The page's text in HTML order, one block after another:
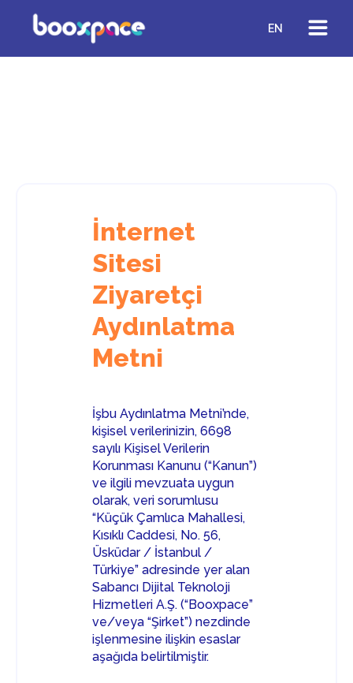
EN
İnternet
Sitesi
Ziyaretçi
Aydınlatma
Metni
İşbu Aydınlatma Metni’nde,
kişisel verilerinizin, 6698
sayılı Kişisel Verilerin
Korunması Kanunu (“Kanun”)
ve ilgili mevzuata uygun
olarak, veri sorumlusu
“Küçük Çamlıca Mahallesi,
Kısıklı Caddesi, No. 56,
Üsküdar / İstanbul /
Türkiye” adresinde yer alan
Sabancı Dijital Teknoloji
Hizmetleri A.Ş. (“Booxpace”
ve/veya “Şirket”) nezdinde
işlenmesine ilişkin esaslar
aşağıda belirtilmiştir.